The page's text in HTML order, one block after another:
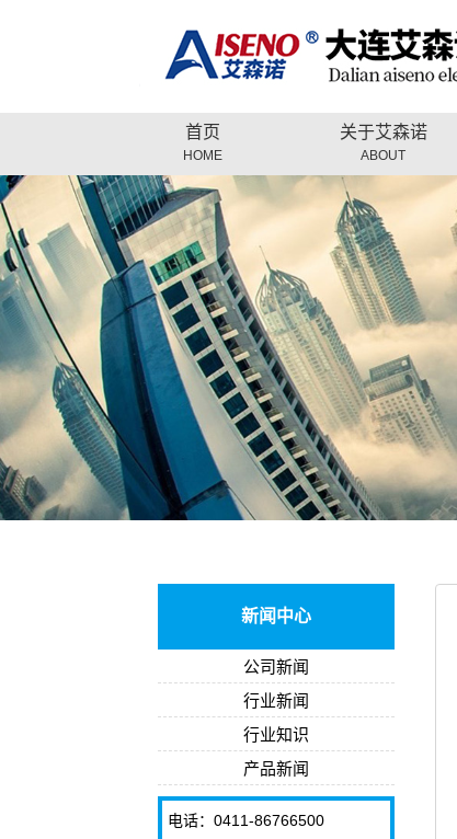
首页
HOME
关于艾森诺
ABOUT
新闻中心
公司新闻
行业新闻
行业知识
产品新闻
电话：0411-86766500